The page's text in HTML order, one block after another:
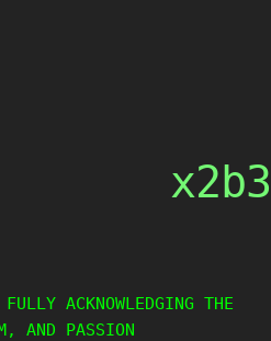
x2b3
ACKNOWLEDGING THE
AND PASSION